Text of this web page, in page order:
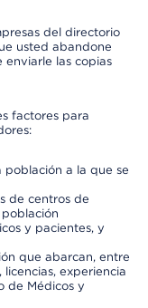
del directorio
usted abandone
enviarle las copias
factores para
población a la que se
de centros de
y pacientes, y
que abarcan, entre
experiencia
de Médicos y